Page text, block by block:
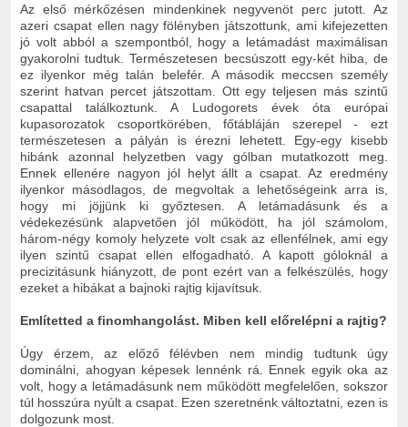
Az első mérkőzésen mindenkinek negyvenöt perc jutott. Az
azeri csapat ellen nagy fölényben játszottunk, ami kifejezetten
jó volt abból a szempontból, hogy a letámadást maximálisan
gyakorolni tudtuk. Természetesen becsúszott egy-két hiba, de
ez ilyenkor még talán belefér. A második meccsen személy
szerint hatvan percet játszottam. Ott egy teljesen más szintű
csapattal találkoztunk. A Ludogorets évek óta európai
kupasorozatok csoportkörében, főtábláján szerepel - ezt
természetesen a pályán is érezni lehetett. Egy-egy kisebb
hibánk azonnal helyzetben vagy gólban mutatkozott meg.
Ennek ellenére nagyon jól helyt állt a csapat. Az eredmény
ilyenkor másodlagos, de megvoltak a lehetőségeink arra is,
hogy mi jöjjünk ki győztesen. A letámadásunk és a
védekezésünk alapvetően jól működött, ha jól számolom,
három-négy komoly helyzete volt csak az ellenfélnek, ami egy
ilyen szintű csapat ellen elfogadható. A kapott góloknál a
precizitásunk hiányzott, de pont ezért van a felkészülés, hogy
ezeket a hibákat a bajnoki rajtig kijavítsuk.
Említetted a finomhangolást. Miben kell előrelépni a rajtig?
Úgy érzem, az előző félévben nem mindig tudtunk úgy
dominálni, ahogyan képesek lennénk rá. Ennek egyik oka az
volt, hogy a letámadásunk nem működött megfelelően, sokszor
túl hosszúra nyúlt a csapat. Ezen szeretnénk változtatni, ezen is
dolgozunk most.